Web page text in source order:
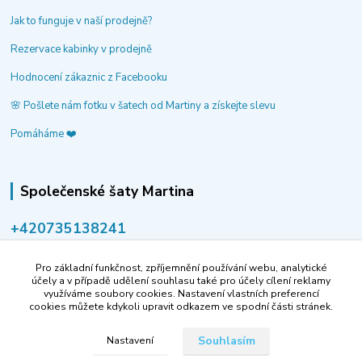
Jak to funguje v naší prodejně?
Rezervace kabinky v prodejně
Hodnocení zákaznic z Facebooku
🌸 Pošlete nám fotku v šatech od Martiny a získejte slevu
Pomáháme ❤️
Společenské šaty Martina
‭+420735138241
info@spolecenske-saty-martina.cz
Pro základní funkčnost, zpříjemnění používání webu, analytické
účely a v případě udělení souhlasu také pro účely cílení reklamy
využíváme soubory cookies. Nastavení vlastních preferencí
cookies můžete kdykoli upravit odkazem ve spodní části stránek.
Nastavení Souhlasím